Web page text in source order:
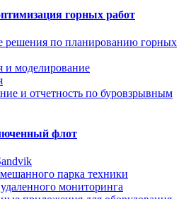
горных работ
решения по планированию горных
и моделирование
и отчетность по буровзрывным
флот
парка техники
мониторинга